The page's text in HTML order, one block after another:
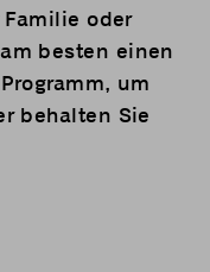
oder
besten einen
um
behalten Sie